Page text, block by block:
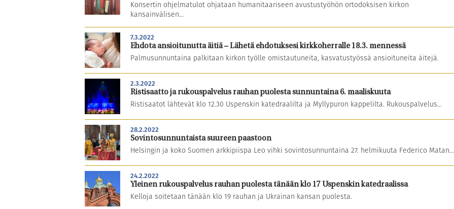
Konsertin ohjelmatulot ohjataan humanitaariseen avustustyöhön ortodoksisen kirkon
kansainvälisen...
7.3.2022
Ehdota ansioitunutta äitiä – Lähetä ehdotuksesi kirkkoherralle 18.3. mennessä
Palmusunnuntaina palkitaan kirkon työlle omistautuneita, kasvatustyössä ansioituneita äitejä.
2.3.2022
Ristisaatto ja rukouspalvelus rauhan puolesta sunnuntaina 6. maaliskuuta
Ristisaatot lähtevät klo 12.30 Uspenskin katedraalilta ja Myllypuron kappelilta. Rukouspalvelus...
28.2.2022
Sovintosunnuntaista suureen paastoon
Helsingin ja koko Suomen arkkipiispa Leo vihki sovintosunnuntaina 27. helmikuuta Federico Matan...
24.2.2022
Yleinen rukouspalvelus rauhan puolesta tänään klo 17 Uspenskin katedraalissa
Kelloja soitetaan tänään klo 19 rauhan ja Ukrainan kansan puolesta.